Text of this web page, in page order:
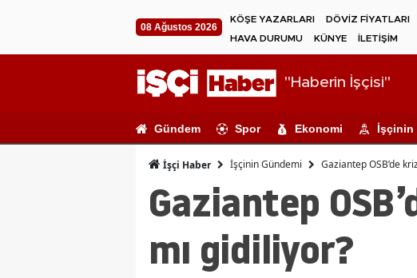
08 Ağustos 2026
KÖŞE YAZARLARI DÖVİZ FİYATLARI
HAVA DURUMU
KÜNYE İLETİŞİM
"Haberin İşçisi"
Gündem Spor Ekonomi İşçinin
İşçi Haber İşçinin Gündemi Gaziantep OSB’de
Gaziantep
mı gidiliyor?